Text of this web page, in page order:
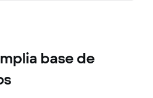
base de